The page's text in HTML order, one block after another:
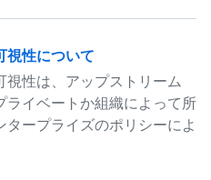
視性について
視性は、アップストリーム
ライベートか組織によって所
ープライズのポリシーによ